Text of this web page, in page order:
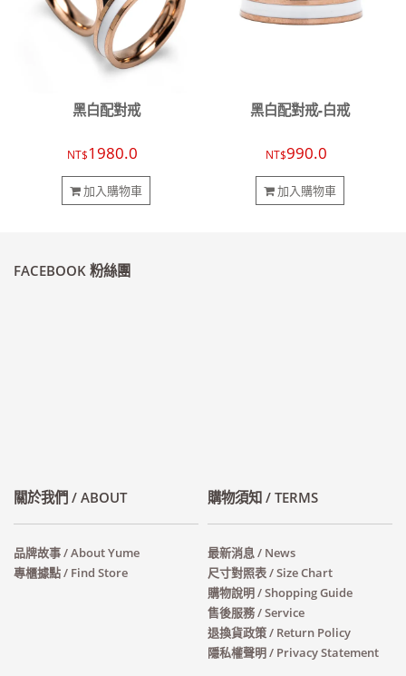
黑白配對戒
NT$1980.0
加入購物車
黑白配對戒-白戒
NT$990.0
加入購物車
FACEBOOK 粉絲團
關於我們 / ABOUT
品牌故事 / About Yume
專櫃據點 / Find Store
購物須知 / TERMS
最新消息 / News
尺寸對照表 / Size Chart
購物說明 / Shopping Guide
售後服務 / Service
退換貨政策 / Return Policy
隱私權聲明 / Privacy Statement